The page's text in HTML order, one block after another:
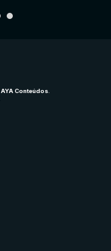
AYA Conteúdos